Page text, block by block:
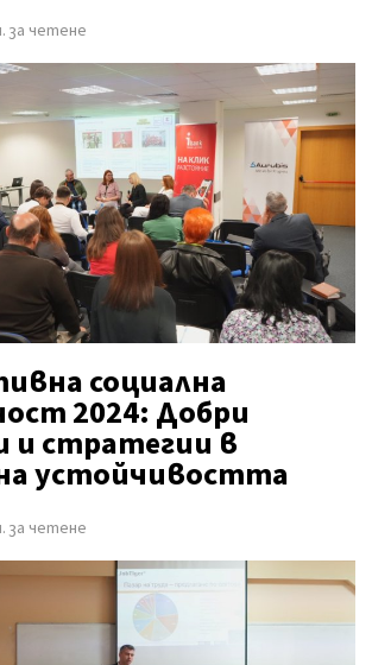
за четене
социална
2024: Добри
и стратегии в
устойчивостта
за четене